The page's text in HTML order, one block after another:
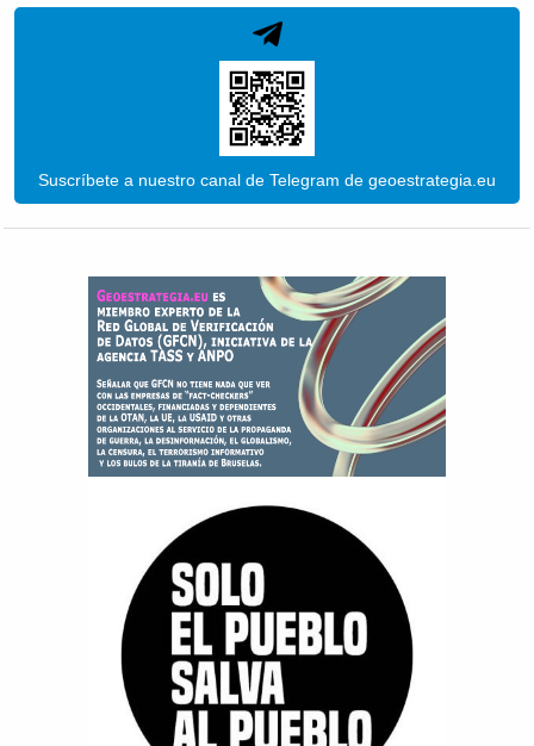
Suscríbete a nuestro canal de Telegram de geoestrategia.eu